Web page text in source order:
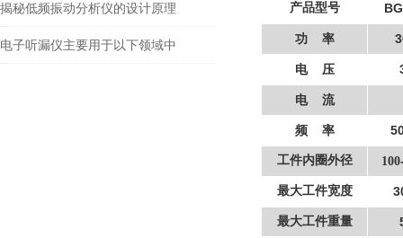
揭秘低频振动分析仪的设计原理
电子听漏仪主要用于以下领域中
产品型号
功 率
电 压
电 流
频 率
工件内圈外径 100
最大工件宽度
最大工件重量